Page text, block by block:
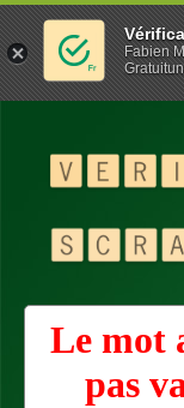
Le mot
pas
Fabien M